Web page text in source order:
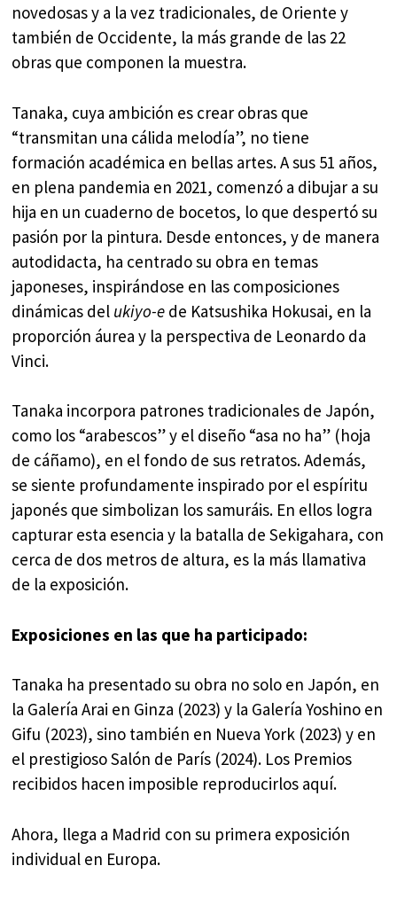
novedosas y a la vez tradicionales, de Oriente y
también de Occidente, la más grande de las 22
obras que componen la muestra.
Tanaka, cuya ambición es crear obras que
“transmitan una cálida melodía”, no tiene
formación académica en bellas artes. A sus 51 años,
en plena pandemia en 2021, comenzó a dibujar a su
hija en un cuaderno de bocetos, lo que despertó su
pasión por la pintura. Desde entonces, y de manera
autodidacta, ha centrado su obra en temas
japoneses, inspirándose en las composiciones
dinámicas del ukiyo-e de Katsushika Hokusai, en la
proporción áurea y la perspectiva de Leonardo da
Vinci.
Tanaka incorpora patrones tradicionales de Japón,
como los “arabescos” y el diseño “asa no ha” (hoja
de cáñamo), en el fondo de sus retratos. Además,
se siente profundamente inspirado por el espíritu
japonés que simbolizan los samuráis. En ellos logra
capturar esta esencia y la batalla de Sekigahara, con
cerca de dos metros de altura, es la más llamativa
de la exposición.
Exposiciones en las que ha participado:
Tanaka ha presentado su obra no solo en Japón, en
la Galería Arai en Ginza (2023) y la Galería Yoshino en
Gifu (2023), sino también en Nueva York (2023) y en
el prestigioso Salón de París (2024). Los Premios
recibidos hacen imposible reproducirlos aquí.
Ahora, llega a Madrid con su primera exposición
individual en Europa.